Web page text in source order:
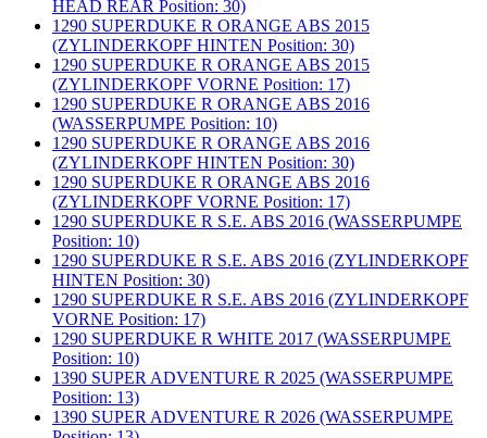
HEAD REAR Position: 30)
1290 SUPERDUKE R ORANGE ABS 2015
(ZYLINDERKOPF HINTEN Position: 30)
1290 SUPERDUKE R ORANGE ABS 2015
(ZYLINDERKOPF VORNE Position: 17)
1290 SUPERDUKE R ORANGE ABS 2016
(WASSERPUMPE Position: 10)
1290 SUPERDUKE R ORANGE ABS 2016
(ZYLINDERKOPF HINTEN Position: 30)
1290 SUPERDUKE R ORANGE ABS 2016
(ZYLINDERKOPF VORNE Position: 17)
1290 SUPERDUKE R S.E. ABS 2016 (WASSERPUMPE
Position: 10)
1290 SUPERDUKE R S.E. ABS 2016 (ZYLINDERKOPF
HINTEN Position: 30)
1290 SUPERDUKE R S.E. ABS 2016 (ZYLINDERKOPF
VORNE Position: 17)
1290 SUPERDUKE R WHITE 2017 (WASSERPUMPE
Position: 10)
1390 SUPER ADVENTURE R 2025 (WASSERPUMPE
Position: 13)
1390 SUPER ADVENTURE R 2026 (WASSERPUMPE